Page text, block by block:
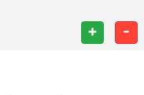
+ -